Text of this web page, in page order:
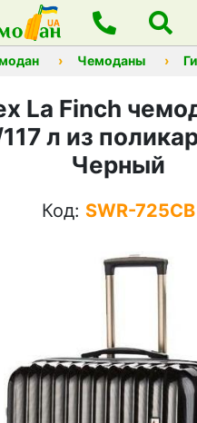
Чемоданы
La Finch
л из
Черный
Код: SWR-725CB